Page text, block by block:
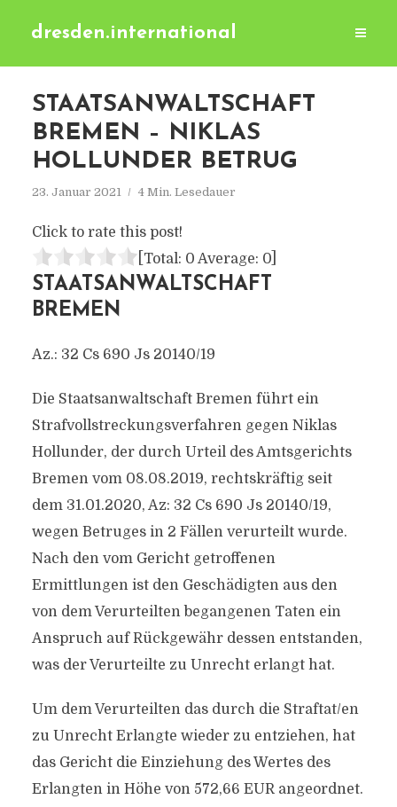
dresden.international
STAATSANWALTSCHAFT
BREMEN – NIKLAS
HOLLUNDER BETRUG
23. Januar 2021 4 Min. Lesedauer
Click to rate this post!
[Total: 0 Average: 0]
STAATSANWALTSCHAFT
BREMEN
Az.: 32 Cs 690 Js 20140/​19
Die Staatsanwaltschaft Bremen führt ein
Strafvollstreckungsverfahren gegen Niklas
Hollunder, der durch Urteil des Amtsgerichts
Bremen vom 08.08.2019, rechtskräftig seit
dem 31.01.2020, Az: 32 Cs 690 Js 20140/​19,
wegen Betruges in 2 Fällen verurteilt wurde.
Nach den vom Gericht getroffenen
Ermittlungen ist den Geschädigten aus den
von dem Verurteilten begangenen Taten ein
Anspruch auf Rückgewähr dessen entstanden,
was der Verurteilte zu Unrecht erlangt hat.
Um dem Verurteilten das durch die Straftat/​en
zu Unrecht Erlangte wieder zu entziehen, hat
das Gericht die Einziehung des Wertes des
Erlangten in Höhe von 572,66 EUR angeordnet.